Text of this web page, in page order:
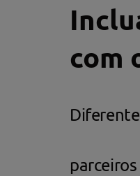
com